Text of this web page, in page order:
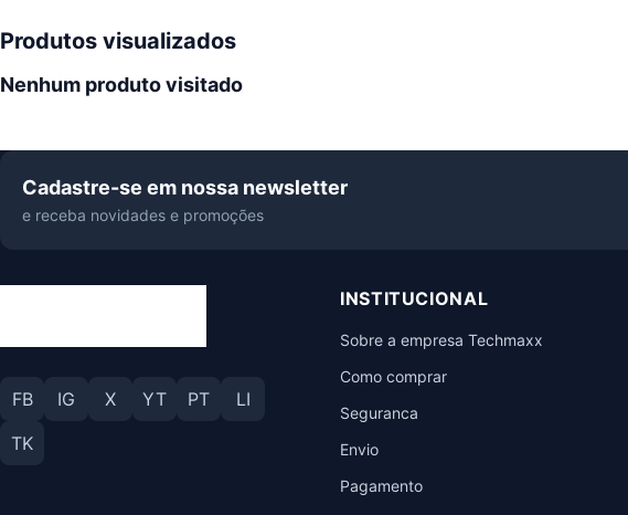
Produtos visualizados
Nenhum produto visitado
Cadastre-se em nossa newsletter
e receba novidades e promoções
FB IG X YT PT
LI
TK
INSTITUCIONAL
Sobre a empresa Techmaxx
Como comprar
Seguranca
Envio
Pagamento